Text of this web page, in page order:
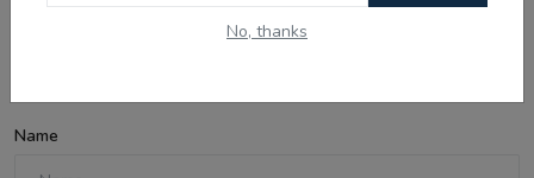
No, thanks
Name